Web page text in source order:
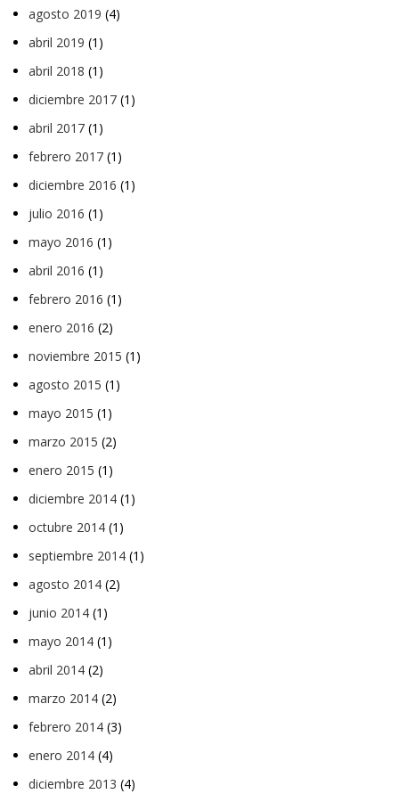
agosto 2019 (4)
abril 2019 (1)
abril 2018 (1)
diciembre 2017 (1)
abril 2017 (1)
febrero 2017 (1)
diciembre 2016 (1)
julio 2016 (1)
mayo 2016 (1)
abril 2016 (1)
febrero 2016 (1)
enero 2016 (2)
noviembre 2015 (1)
agosto 2015 (1)
mayo 2015 (1)
marzo 2015 (2)
enero 2015 (1)
diciembre 2014 (1)
octubre 2014 (1)
septiembre 2014 (1)
agosto 2014 (2)
junio 2014 (1)
mayo 2014 (1)
abril 2014 (2)
marzo 2014 (2)
febrero 2014 (3)
enero 2014 (4)
diciembre 2013 (4)